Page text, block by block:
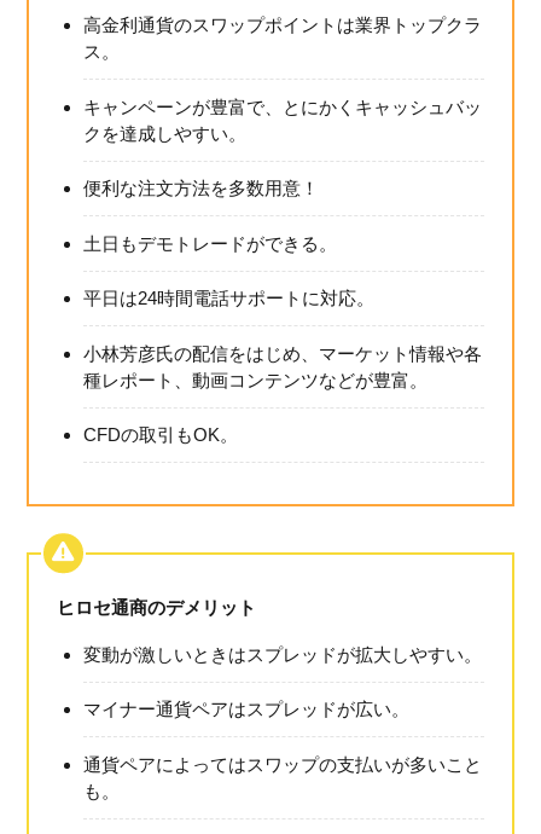
高金利通貨のスワップポイントは業界トップクラ
ス。
キャンペーンが豊富で、とにかくキャッシュバッ
クを達成しやすい。
便利な注文方法を多数用意！
土日もデモトレードができる。
平日は24時間電話サポートに対応。
小林芳彦氏の配信をはじめ、マーケット情報や各
種レポート、動画コンテンツなどが豊富。
CFDの取引もOK。
ヒロセ通商のデメリット
変動が激しいときはスプレッドが拡大しやすい。
マイナー通貨ペアはスプレッドが広い。
通貨ペアによってはスワップの支払いが多いこと
も。